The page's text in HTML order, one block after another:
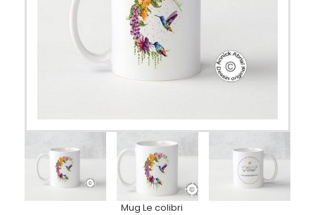
Mug Le colibri